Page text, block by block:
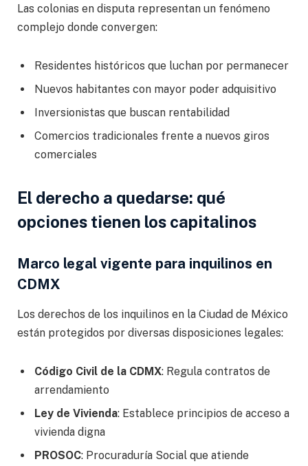
Las colonias en disputa representan un fenómeno
complejo donde convergen:
Residentes históricos que luchan por permanecer
Nuevos habitantes con mayor poder adquisitivo
Inversionistas que buscan rentabilidad
Comercios tradicionales frente a nuevos giros
comerciales
El derecho a quedarse: qué
opciones tienen los capitalinos
Marco legal vigente para inquilinos en
CDMX
Los derechos de los inquilinos en la Ciudad de México
están protegidos por diversas disposiciones legales:
Código Civil de la CDMX: Regula contratos de
arrendamiento
Ley de Vivienda: Establece principios de acceso a
vivienda digna
PROSOC: Procuraduría Social que atiende